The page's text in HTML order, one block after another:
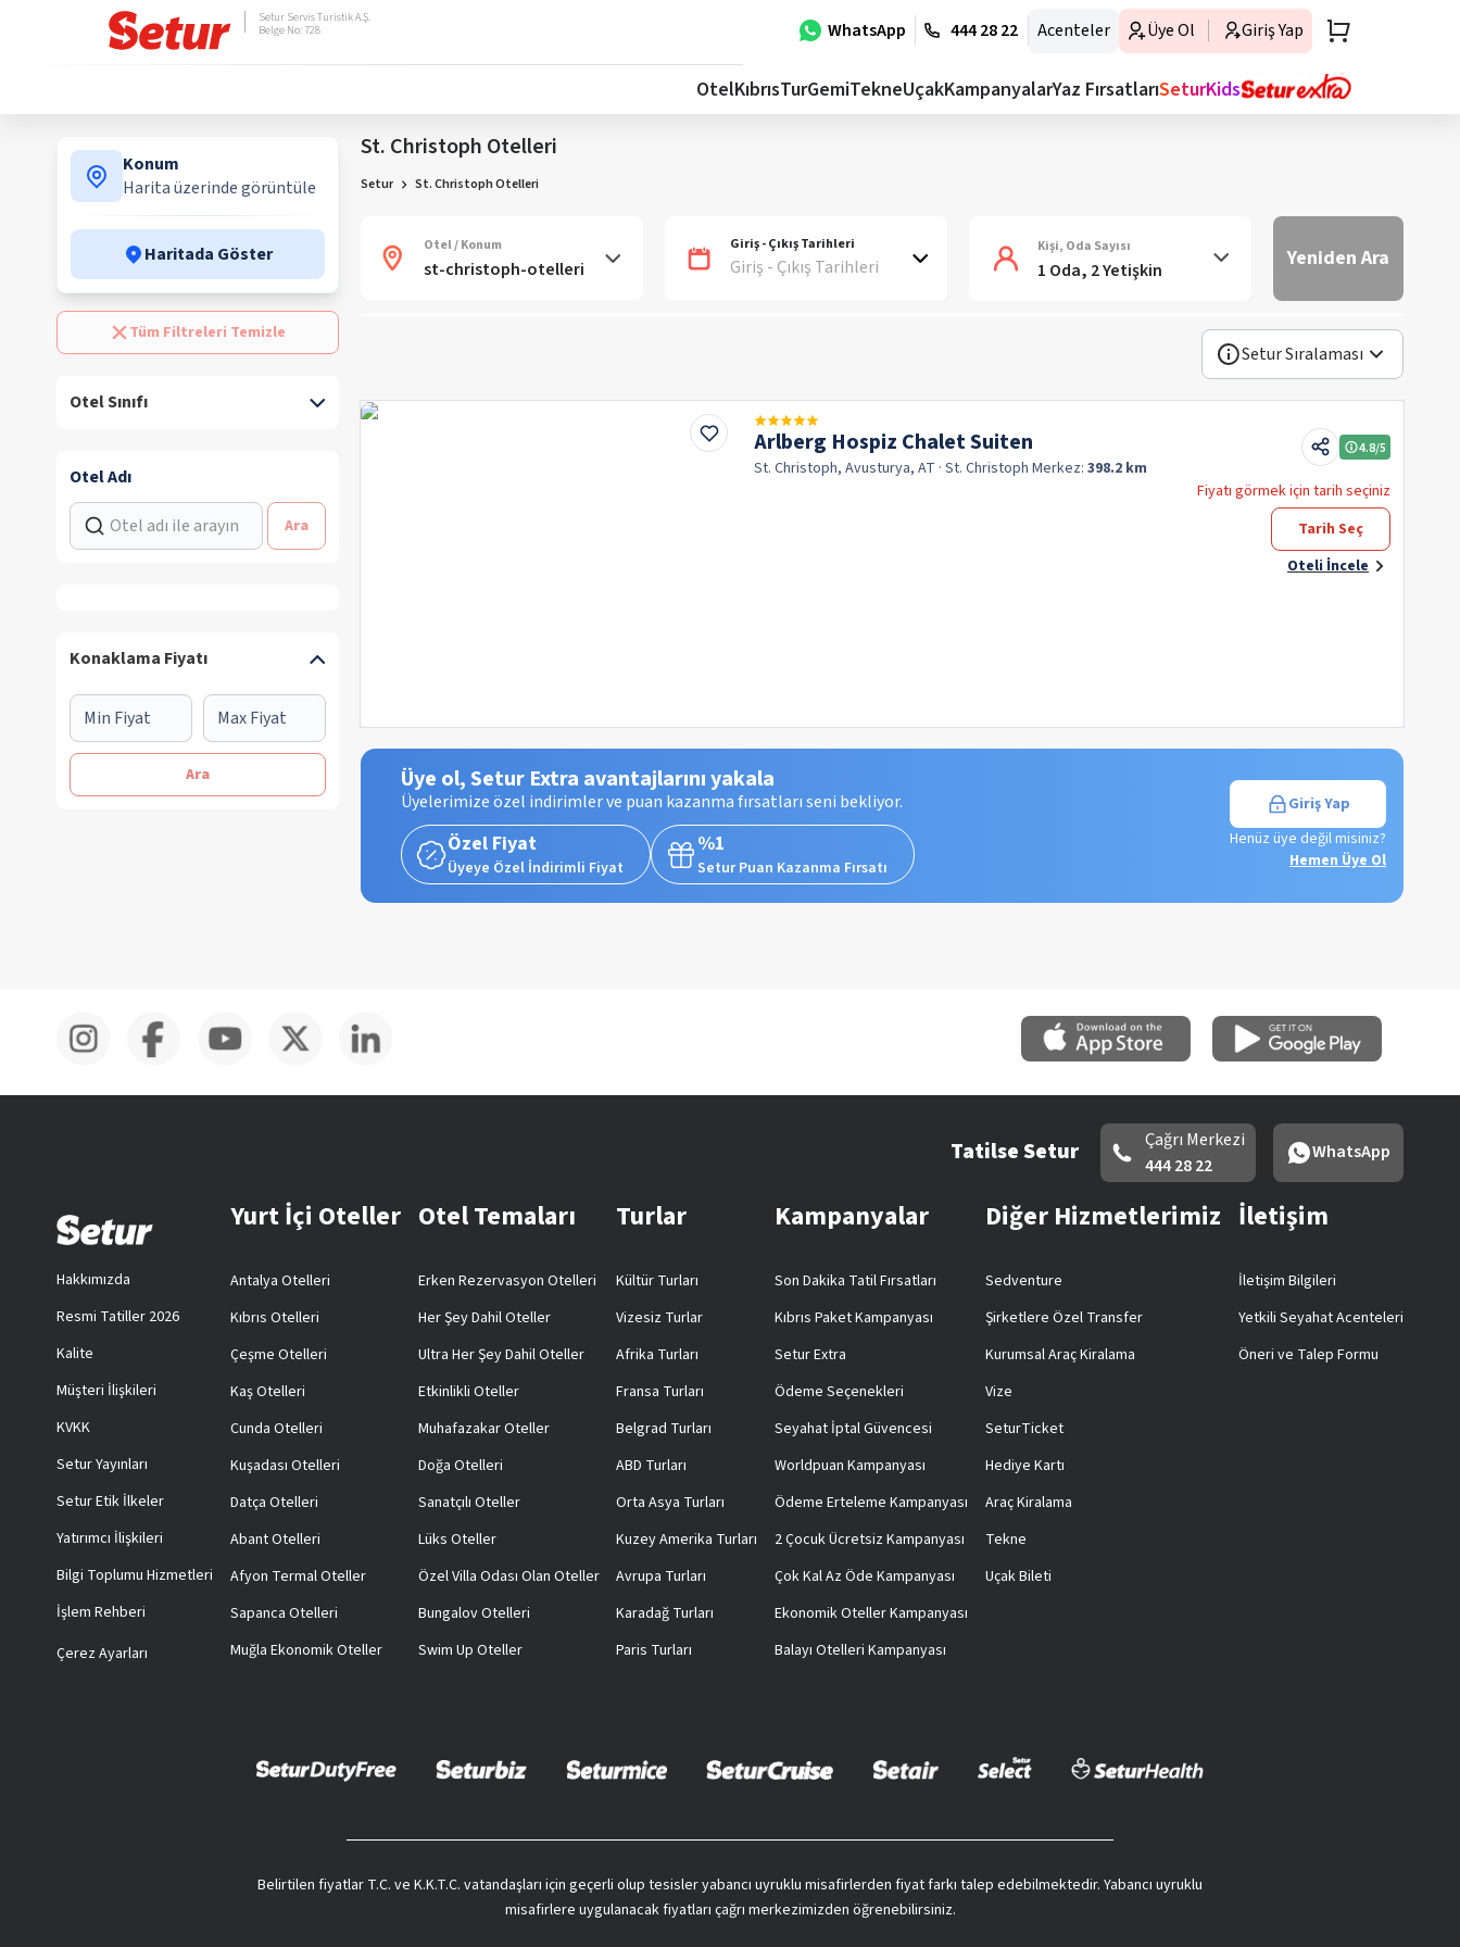
WhatsApp 444 28 22 Acenteler Üye Ol Giriş Yap
Setur Servis Turistik A.Ş.
Belge No: 728
OtelKıbrısTurGemiTekneUçakKampanyalarYaz FırsatlarıSeturKids
Konum
Harita üzerinde görüntüle
Haritada Göster
Tüm Filtreleri Temizle
Otel Sınıfı
Otel Adı
Ara
Konaklama Fiyatı
Ara
St. Christoph Otelleri
Setur St. Christoph Otelleri
Otel / Konum Giriş - Çıkış Tarihleri
Giriş - Çıkış Tarihleri
Kişi, Oda Sayısı
1 Oda, 2 Yetişkin Yeniden Ara
Setur Sıralaması
Arlberg Hospiz Chalet Suiten
St. Christoph, Avusturya, AT · St. Christoph Merkez: 398.2 km
4.8/5
Fiyatı görmek için tarih seçiniz
Tarih Seç
Oteli İncele
Üye ol, Setur Extra avantajlarını yakala
Üyelerimize özel indirimler ve puan kazanma fırsatları seni bekliyor.
Özel Fiyat
Üyeye Özel İndirimli Fiyat
%1
Setur Puan Kazanma Fırsatı
Giriş Yap
Henüz üye değil misiniz?
Hemen Üye Ol
Tatilse Setur
Çağrı Merkezi
444 28 22
WhatsApp
Hakkımızda
Resmi Tatiller 2026
Kalite
Müşteri İlişkileri
KVKK
Setur Yayınları
Setur Etik İlkeler
Yatırımcı İlişkileri
Bilgi Toplumu Hizmetleri
İşlem Rehberi
Çerez Ayarları
Yurt İçi Oteller
Antalya Otelleri
Kıbrıs Otelleri
Çeşme Otelleri
Kaş Otelleri
Cunda Otelleri
Kuşadası Otelleri
Datça Otelleri
Abant Otelleri
Afyon Termal Oteller
Sapanca Otelleri
Muğla Ekonomik Oteller
Otel Temaları
Erken Rezervasyon Otelleri
Her Şey Dahil Oteller
Ultra Her Şey Dahil Oteller
Etkinlikli Oteller
Muhafazakar Oteller
Doğa Otelleri
Sanatçılı Oteller
Lüks Oteller
Özel Villa Odası Olan Oteller
Bungalov Otelleri
Swim Up Oteller
Turlar
Kültür Turları
Vizesiz Turlar
Afrika Turları
Fransa Turları
Belgrad Turları
ABD Turları
Orta Asya Turları
Kuzey Amerika Turları
Avrupa Turları
Karadağ Turları
Paris Turları
Kampanyalar
Son Dakika Tatil Fırsatları
Kıbrıs Paket Kampanyası
Setur Extra
Ödeme Seçenekleri
Seyahat İptal Güvencesi
Worldpuan Kampanyası
Ödeme Erteleme Kampanyası
2 Çocuk Ücretsiz Kampanyası
Çok Kal Az Öde Kampanyası
Ekonomik Oteller Kampanyası
Balayı Otelleri Kampanyası
Diğer Hizmetlerimiz
Sedventure
Şirketlere Özel Transfer
Kurumsal Araç Kiralama
Vize
SeturTicket
Hediye Kartı
Araç Kiralama
Tekne
Uçak Bileti
İletişim
İletişim Bilgileri
Yetkili Seyahat Acenteleri
Öneri ve Talep Formu
Belirtilen fiyatlar T.C. ve K.K.T.C. vatandaşları için geçerli olup tesisler yabancı uyruklu misafirlerden fiyat farkı talep edebilmektedir. Yabancı uyruklu
misafirlere uygulanacak fiyatları çağrı merkezimizden öğrenebilirsiniz.